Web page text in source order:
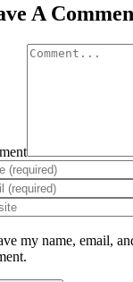
A
my name, email,